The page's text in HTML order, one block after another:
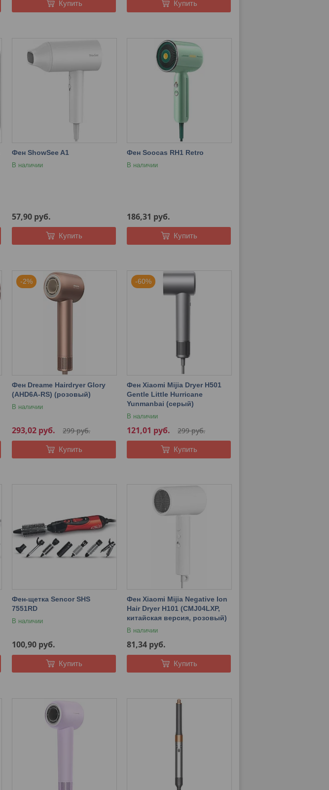
Купить Купить
Фен ShowSee A1
В наличии
57,90 руб.
Купить
Фен Soocas RH1 Retro
В наличии
186,31 руб.
Купить
-2%
Фен Dreame Hairdryer Glory
(AHD6A-RS) (розовый)
В наличии
299руб.
293,02 руб.
Купить
-60%
Фен Xiaomi Mijia Dryer H501
Gentle Little Hurricane
Yunmanbai (серый)
В наличии
299руб.
121,01 руб.
Купить
Фен-щетка Sencor SHS
7551RD
В наличии
100,90 руб.
Купить
Фен Xiaomi Mijia Negative Ion
Hair Dryer H101 (CMJ04LXP,
китайская версия, розовый)
В наличии
81,34 руб.
Купить